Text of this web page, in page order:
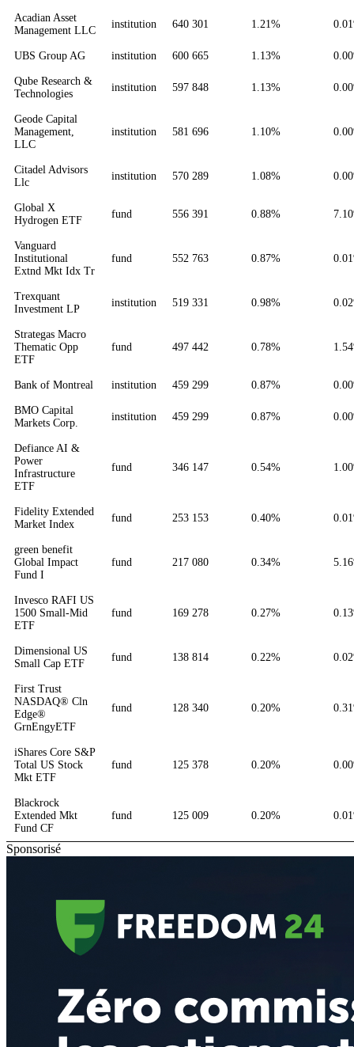
Acadian Asset
Management LLC
institution 640 301 1.21%
UBS Group AG institution 600 665 1.13%
Qube Research &
Technologies
institution 597 848 1.13%
Geode Capital
Management,
LLC
institution 581 696 1.10%
Citadel Advisors
Llc
institution 570 289 1.08%
Global X
Hydrogen ETF
fund 556 391 0.88%
Vanguard
Institutional
Extnd Mkt Idx Tr
fund 552 763 0.87%
Trexquant
Investment LP
institution 519 331 0.98%
Strategas Macro
Thematic Opp
ETF
fund 497 442 0.78%
Bank of Montreal institution 459 299 0.87%
BMO Capital
Markets Corp.
institution 459 299 0.87%
Defiance AI &
Power
Infrastructure
ETF
fund 346 147 0.54%
Fidelity Extended
Market Index
fund 253 153 0.40%
green benefit
Global Impact
Fund I
fund 217 080 0.34%
Invesco RAFI US
1500 Small-Mid
ETF
fund 169 278 0.27%
Dimensional US
Small Cap ETF
fund 138 814 0.22%
First Trust
NASDAQ® Cln
Edge®
GrnEngyETF
fund 128 340 0.20%
iShares Core S&P
Total US Stock
Mkt ETF
fund 125 378 0.20%
Blackrock
Extended Mkt
Fund CF
fund 125 009 0.20%
Sponsorisé